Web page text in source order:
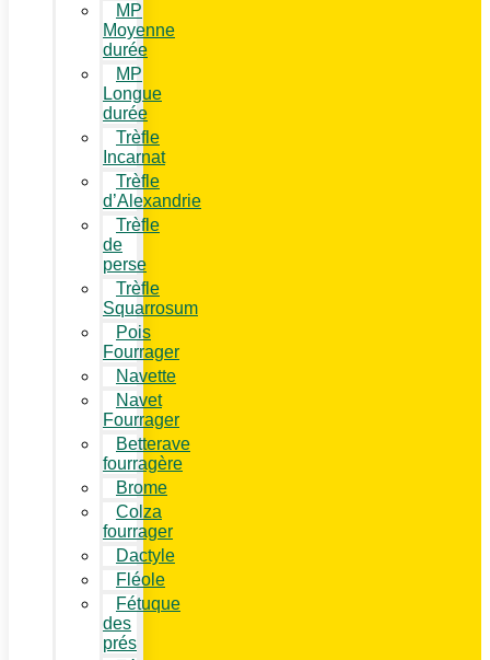
MP
Moyenne
durée
MP
Longue
durée
Trèfle
Incarnat
Trèfle
d’Alexandrie
Trèfle
de
perse
Trèfle
Squarrosum
Pois
Fourrager
Navette
Navet
Fourrager
Betterave
fourragère
Brome
Colza
fourrager
Dactyle
Fléole
Fétuque
des
prés